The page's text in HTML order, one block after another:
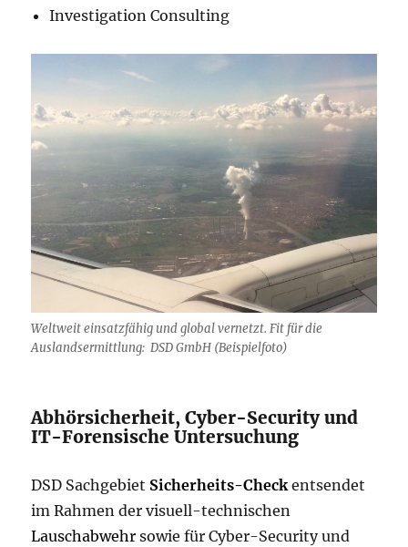
Investigation Consulting
Weltweit einsatzfähig und global vernetzt. Fit für die
Auslandsermittlung: DSD GmbH (Beispielfoto)
Abhörsicherheit, Cyber-Security und
IT-Forensische Untersuchung
DSD Sachgebiet Sicherheits-Checkentsendet
im Rahmen der visuell-technischen
Lauschabwehrsowie für Cyber-Security und